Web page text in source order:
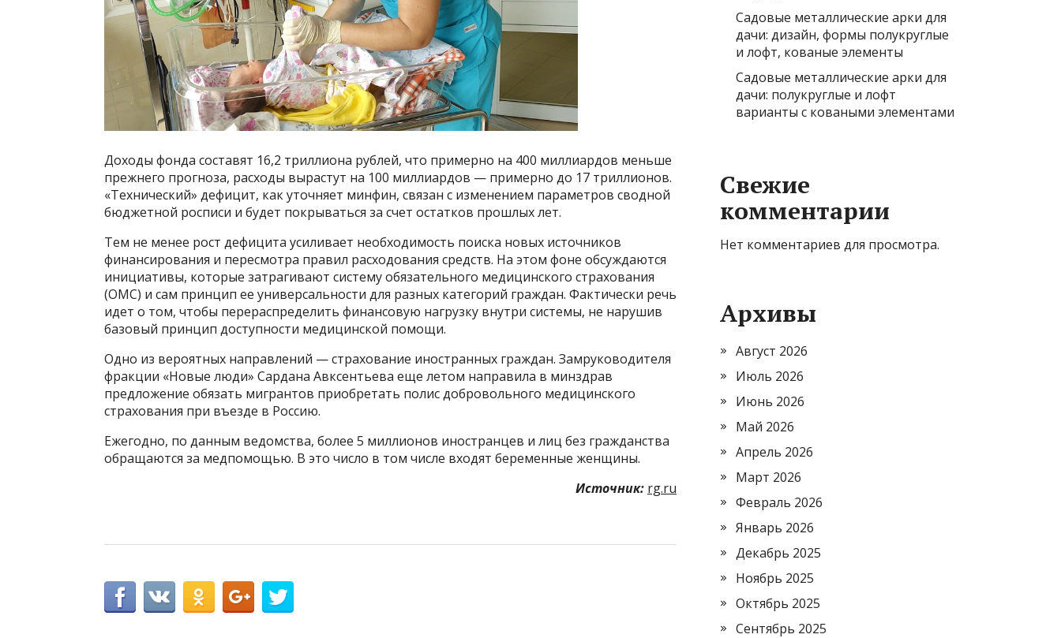
Доходы фонда составят 16,2 триллиона рублей, что примерно на 400 миллиардов меньше
прежнего прогноза, расходы вырастут на 100 миллиардов — примерно до 17 триллионов.
«Технический» дефицит, как уточняет минфин, связан с изменением параметров сводной
бюджетной росписи и будет покрываться за счет остатков прошлых лет.
Тем не менее рост дефицита усиливает необходимость поиска новых источников
финансирования и пересмотра правил расходования средств. На этом фоне обсуждаются
инициативы, которые затрагивают систему обязательного медицинского страхования
(ОМС) и сам принцип ее универсальности для разных категорий граждан. Фактически речь
идет о том, чтобы перераспределить финансовую нагрузку внутри системы, не нарушив
базовый принцип доступности медицинской помощи.
Одно из вероятных направлений — страхование иностранных граждан. Замруководителя
фракции «Новые люди» Сардана Авксентьева еще летом направила в минздрав
предложение обязать мигрантов приобретать полис добровольного медицинского
страхования при въезде в Россию.
Ежегодно, по данным ведомства, более 5 миллионов иностранцев и лиц без гражданства
обращаются за медпомощью. В это число в том числе входят беременные женщины.
Источник: rg.ru
Садовые металлические арки для
дачи: дизайн, формы полукруглые
и лофт, кованые элементы
Садовые металлические арки для
дачи: полукруглые и лофт
варианты с коваными элементами
Свежие
комментарии
Нет комментариев для просмотра.
Архивы
Август 2026
Июль 2026
Июнь 2026
Май 2026
Апрель 2026
Март 2026
Февраль 2026
Январь 2026
Декабрь 2025
Ноябрь 2025
Октябрь 2025
Сентябрь 2025